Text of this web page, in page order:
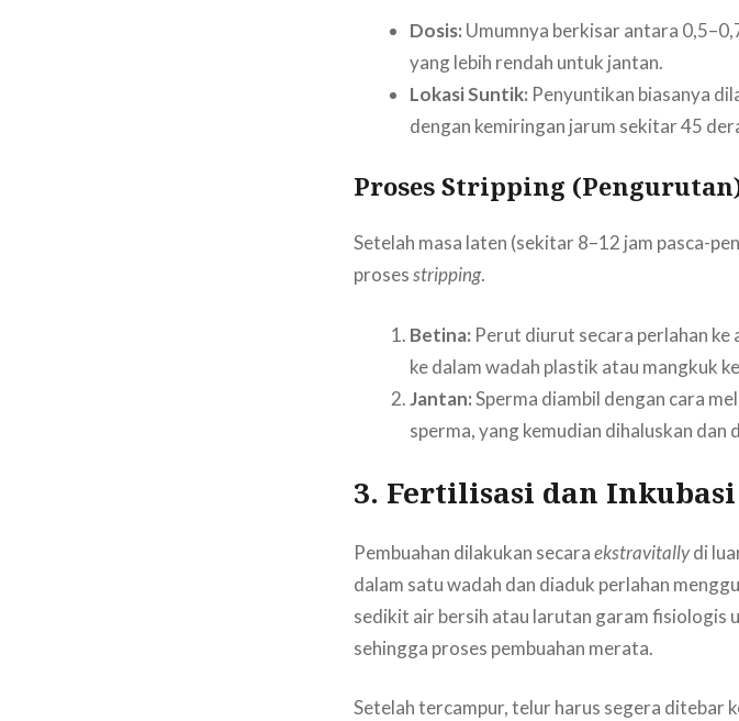
Dosis: Umumnya berkisar antara
yang lebih rendah untuk jantan.
Lokasi Suntik: Penyuntikan biasanya
dengan kemiringan jarum sekitar 45
Proses Stripping
Setelah masa laten (sekitar 8–12 jam pasca-
prosesstripping.
Betina: Perut diurut secara perlahan
ke dalam wadah plastik atau mangkuk
Jantan:Sperma diambil dengan cara
sperma, yang kemudian dihaluskan
3. Fertilisasi dan Inkubasi
Pembuahan dilakukan secaraekstravitallydi
dalam satu wadah dan diaduk perlahan
sedikit air bersih atau larutan garam fisiologis
sehingga proses pembuahan merata.
Setelah tercampur, telur harus segera ditebar